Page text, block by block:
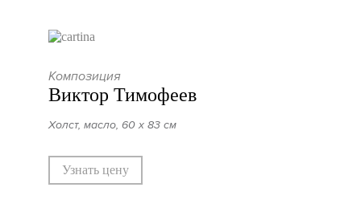
Композиция
Виктор Тимофеев
Холст, масло, 60 х 83 см
Узнать цену